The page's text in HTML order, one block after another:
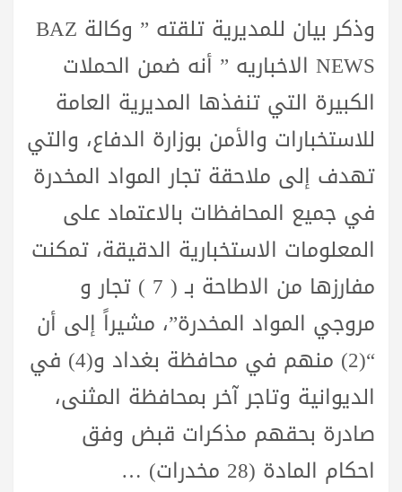
وذكر بيان للمديرية تلقته ” وكالة BAZ
NEWS الاخباريه ” أنه ضمن الحملات
الكبيرة التي تنفذها المديرية العامة
للاستخبارات والأمن بوزارة الدفاع، والتي
تهدف إلى ملاحقة تجار المواد المخدرة
في جميع المحافظات بالاعتماد على
المعلومات الاستخبارية الدقيقة، تمكنت
مفارزها من الاطاحة بـ ( 7 ) تجار و
مروجي المواد المخدرة”، مشيراً إلى أن
“(2) منهم في محافظة بغداد و(4) في
الديوانية وتاجر آخر بمحافظة المثنى،
صادرة بحقهم مذكرات قبض وفق
احكام المادة (28 مخدرات) …